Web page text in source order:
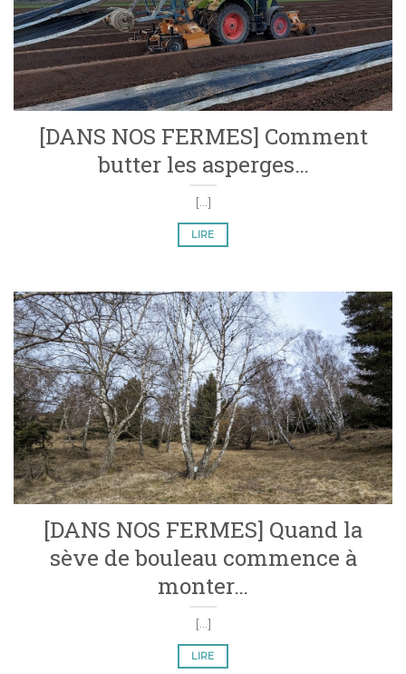
[DANS NOS FERMES] Comment
butter les asperges…
[...]
LIRE
[DANS NOS FERMES] Quand la
sève de bouleau commence à
monter…
[...]
LIRE